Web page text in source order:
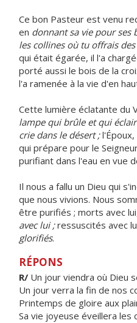
Ce bon Pasteur est venu
en donnant sa vie pour ses
les collines où tu offrais
qui était égarée, il l'a
porté aussi le bois de la
l'a ramenée à la vie d'en
Cette lumière éclatante du
lampe qui brûle et qui
crie dans le désert ;l'Époux,
qui prépare pour le
purifiant dans l'eau en vue
Il nous a fallu un Dieu qui
que nous vivions. Nous
être purifiés ; morts avec
avec lui ;ressuscités avec
glorifiés.
RÉPONS
R/ Un jour viendra où Dieu
Un jour verra la fin de nos
Printemps de gloire aux
Sa vie joyeuse éveillera les